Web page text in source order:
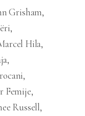
Grisham
Hila
Femije
Russell